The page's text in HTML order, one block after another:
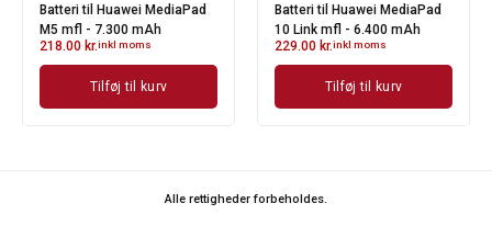
Batteri til Huawei MediaPad
M5 mfl - 7.300 mAh
218.00 kr.inkl moms
Tilføj til kurv
Batteri til Huawei MediaPad
10 Link mfl - 6.400 mAh
229.00 kr.inkl moms
Tilføj til kurv
Alle rettigheder forbeholdes.